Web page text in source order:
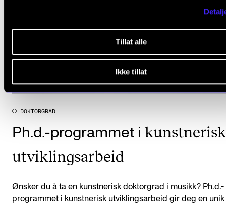
Tillat alle
Ikke tillat
DOKTORGRAD
Ph.d.-programmet i kunstnerisk
utviklingsarbeid
Ønsker du å ta en kunstnerisk doktorgrad i musikk? Ph.d.-
programmet i kunstnerisk utviklingsarbeid gir deg en unik